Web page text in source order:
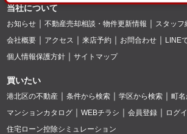
当社について
お知らせ 不動産売却相談・物件更新情報 スタッフ
会社概要
アクセス 来店予約 お問合わせ LINE
個人情報保護方針
サイトマップ
買いたい
港北区の不動産 条件から検索 学区から検索
町
マンションカタログ
WEBチラシ 会員登録
ログ
住宅ローン控除シミュレーション